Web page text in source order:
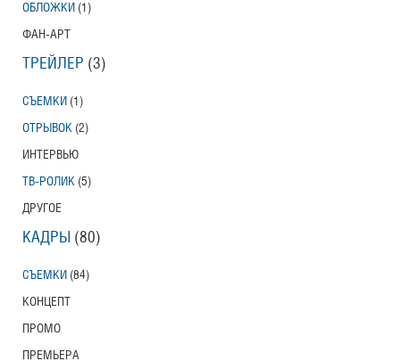
ОБЛОЖКИ (1)
ФАН-АРТ
ТРЕЙЛЕР (3)
СЪЕМКИ (1)
ОТРЫВОК (2)
ИНТЕРВЬЮ
ТВ-РОЛИК (5)
ДРУГОЕ
КАДРЫ (80)
СЪЕМКИ (84)
КОНЦЕПТ
ПРОМО
ПРЕМЬЕРА